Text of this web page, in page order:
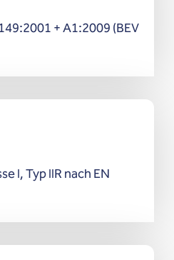
+ A1:2009 (BEV
I, Typ IIR nach EN